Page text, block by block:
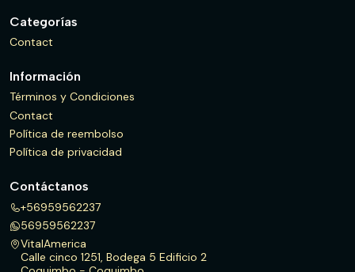
Categorías
Contact
Información
Términos y Condiciones
Contact
Política de reembolso
Política de privacidad
Contáctanos
+56959562237
56959562237
VitalAmerica
Calle cinco 1251, Bodega 5 Edificio 2